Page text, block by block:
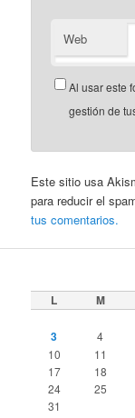
Web
Al usar este
gestión de
Este sitio usa
para reducir el
tus comentarios.
L M
3 4
10
11
17
18
24
25
31